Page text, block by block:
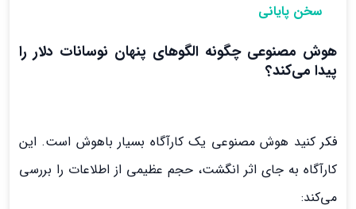
سخن پایانی
هوش مصنوعی چگونه الگوهای پنهان نوسانات دلار را
پیدا می‌کند؟
فکر کنید هوش مصنوعی یک کارآگاه بسیار باهوش است. این
کارآگاه به جای اثر انگشت، حجم عظیمی از اطلاعات را بررسی
می‌کند: